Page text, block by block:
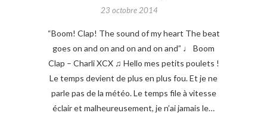
23 octobre 2014
“Boom! Clap! The sound of my heart The beat
goes on and on and on and on and” ♩ Boom
Clap – Charli XCX ♫ Hello mes petits poulets !
Le temps devient de plus en plus fou. Et je ne
parle pas de la météo. Le temps file à vitesse
éclair et malheureusement, je n’ai jamais le…